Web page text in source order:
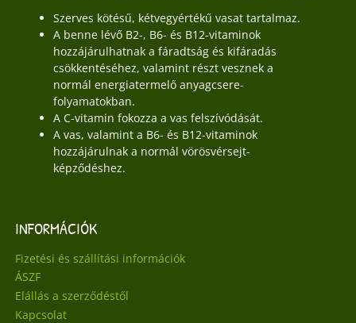
Szerves kötésű, kétvegyértékű vasat tartalmaz.
A benne lévő B2-, B6- és B12-vitaminok
hozzájárulhatnak a fáradtság és kifáradás
csökkentéséhez, valamint részt vesznek a
normál energiatermelő anyagcsere-
folyamatokban.
A C-vitamin fokozza a vas felszívódását.
A vas, valamint a B6- és B12-vitaminok
hozzájárulnak a normál vörösvérsejt-
képződéshez.
INFORMÁCIÓK
Fizetési és szállítási információk
ÁSZF
Elállás a szerződéstől
Kapcsolat